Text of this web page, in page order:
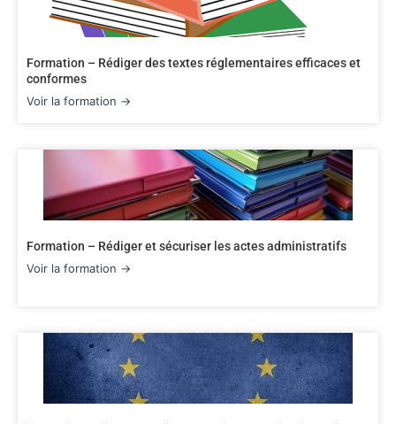
Formation – Rédiger des textes réglementaires efficaces et
conformes
Voir la formation →
Formation – Rédiger et sécuriser les actes administratifs
Voir la formation →